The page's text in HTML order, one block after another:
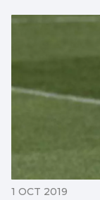
1 OCT 2019